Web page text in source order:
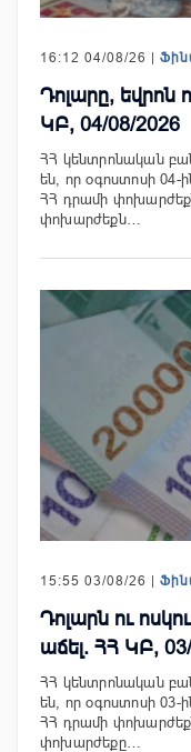
16:12 04/08/26 |
Դոլարը, եվրոն
ԿԲ, 04/08/2026
ՀՀ կենտրոնական
են, որ օգոստոսի 04-
ՀՀ դրամի
փոխարժեքն…
15:55 03/08/26 |
Դոլարն ու
աճել. ՀՀ ԿԲ,
ՀՀ կենտրոնական
են, որ օգոստոսի
ՀՀ դրամի
փոխարժեքը…